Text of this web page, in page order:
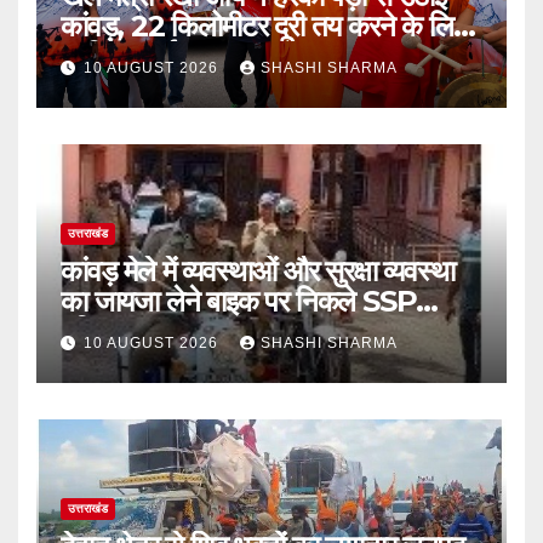
कांवड़, 22 किलोमीटर दूरी तय करने के लिए
ऋषिकेश हुई रवाना
10 AUGUST 2026 SHASHI SHARMA
उत्तराखंड
कांवड़ मेले में व्यवस्थाओं और सुरक्षा व्यवस्था
का जायजा लेने बाइक पर निकले SSP
हरिद्वार
10 AUGUST 2026 SHASHI SHARMA
उत्तराखंड